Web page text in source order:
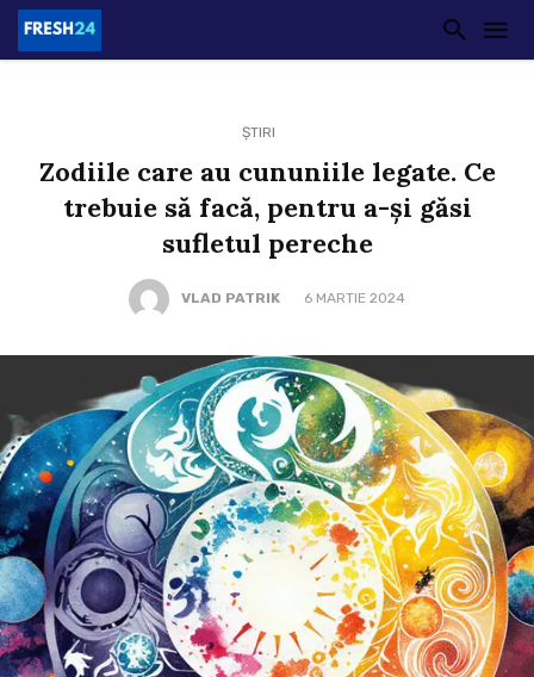
ȘTIRI
Zodiile care au cununiile legate. Ce
trebuie să facă, pentru a-și găsi
sufletul pereche
VLAD PATRIK 6 MARTIE 2024